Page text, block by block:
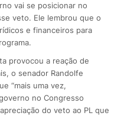
vai se posicionar no
veto. Ele lembrou que o
e financeiros para
provocou a reação de
o senador Randolfe
“mais uma vez,
no Congresso
do veto ao PL que